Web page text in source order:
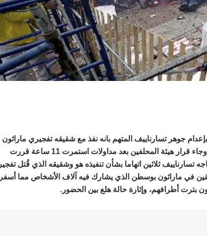
جوهر تسارناييف المتهم بانه نفذ مع شقيقه تفجيري ماراثون
بوسطن اللذين خلفا ثلاثة قتلى في عام 2013. وجاء قرار هيئة المحلفين بعد مداولات استمرت 11 ساعة قررت
تسارناييف ثلاثين اتهاما بشأن تنفيذه هو وشقيقه الذي قُتل تفجير
في ماراثون بوسطن الذي يشارك فيه آلاف الأشخاص مما أسفر